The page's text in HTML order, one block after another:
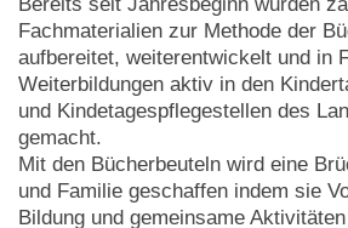
Fachmaterialien zur Methode der
aufbereitet, weiterentwickelt und in
Weiterbildungen aktiv in den
und Kindetagespflegestellen des
gemacht.
Mit den Bücherbeuteln wird eine
und Familie geschaffen indem sie
Bildung und gemeinsame